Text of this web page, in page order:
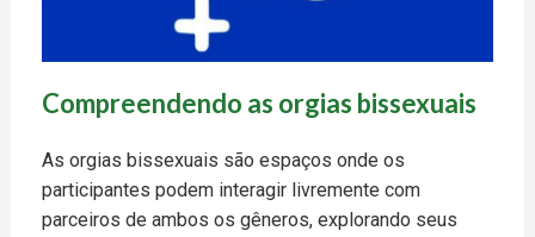
Compreendendo as orgias bissexuais
As orgias bissexuais são espaços onde os
participantes podem interagir livremente com
parceiros de ambos os gêneros, explorando seus